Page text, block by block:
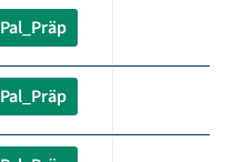
Pal_Präp
Pal_Präp